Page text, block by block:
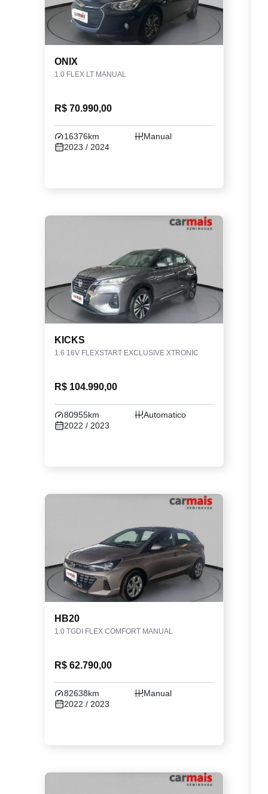
ONIX
1.0 FLEX LT MANUAL
R$ 70.990,00
16376km
Manual
2023 / 2024
KICKS
1.6 16V FLEXSTART EXCLUSIVE XTRONIC
R$ 104.990,00
80955km
Automatico
2022 / 2023
HB20
1.0 TGDI FLEX COMFORT MANUAL
R$ 62.790,00
82638km
Manual
2022 / 2023